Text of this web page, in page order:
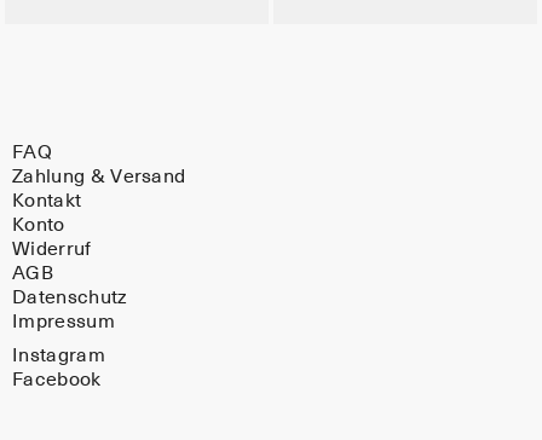
FAQ
Zahlung & Versand
Kontakt
Konto
Widerruf
AGB
Datenschutz
Impressum
Instagram
Facebook